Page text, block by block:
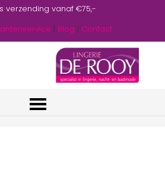
verzending vanaf €75,-
| Blog | Contact